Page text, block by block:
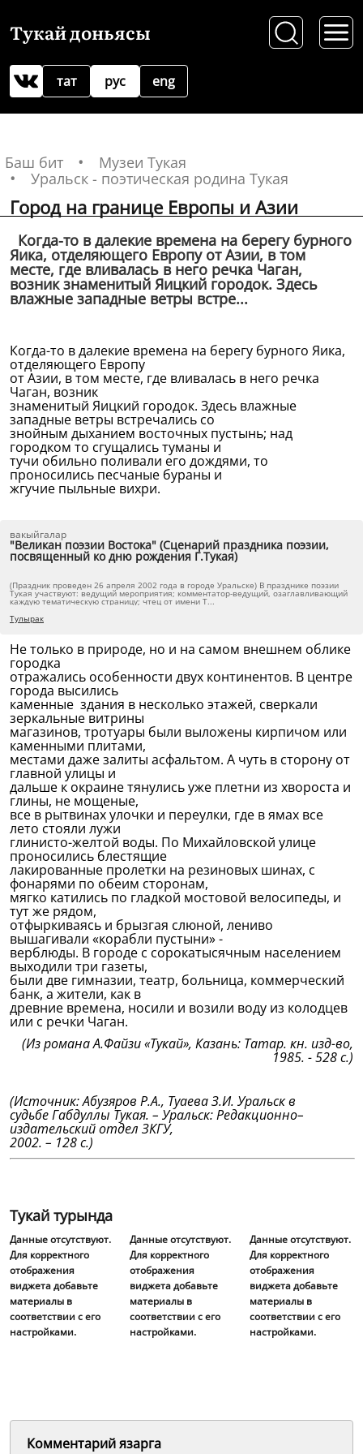
Тукай доньясы
рус
тат eng
Баш бит
Музеи Тукая
Уральск - поэтическая родина Тукая
Город на границе Европы и Азии
Когда-то в далекие времена на берегу бурного
Яика, отделяющего Европу от Азии, в том
месте, где вливалась в него речка Чаган,
возник знаменитый Яицкий городок. Здесь
влажные западные ветры встре...
Когда-то в далекие времена на берегу бурного Яика,
отделяющего Европу
от Азии, в том месте, где вливалась в него речка
Чаган, возник
знаменитый Яицкий городок. Здесь влажные
западные ветры встречались со
знойным дыханием восточных пустынь; над
городком то сгущались туманы и
тучи обильно поливали его дождями, то
проносились песчаные бураны и
жгучие пыльные вихри.
вакыйгалар
"Великан поэзии Востока" (Сценарий праздника поэзии,
посвященный ко дню рождения Г.Тукая)
(Праздник проведен 26 апреля 2002 года в городе Уральске) В празднике поэзии
Тукая участвуют: ведущий мероприятия; комментатор-ведущий, озаглавливающий
каждую тематическую страницу; чтец от имени Т...
Тулырак
Не только в природе, но и на самом внешнем облике
городка
отражались особенности двух континентов. В центре
города высились
каменные здания в несколько этажей, сверкали
зеркальные витрины
магазинов, тротуары были выложены кирпичом или
каменными плитами,
местами даже залиты асфальтом. А чуть в сторону от
главной улицы и
дальше к окраине тянулись уже плетни из хвороста и
глины, не мощеные,
все в рытвинах улочки и переулки, где в ямах все
лето стояли лужи
глинисто-желтой воды. По Михайловской улице
проносились блестящие
лакированные пролетки на резиновых шинах, с
фонарями по обеим сторонам,
мягко катились по гладкой мостовой велосипеды, и
тут же рядом,
отфыркиваясь и брызгая слюной, лениво
вышагивали «корабли пустыни» -
верблюды. В городе с сорокатысячным населением
выходили три газеты,
были две гимназии, театр, больница, коммерческий
банк, а жители, как в
древние времена, носили и возили воду из колодцев
или с речки Чаган.
(Из романа А.Файзи «Тукай», Казань: Татар. кн. изд-во,
1985. - 528 с.)
(Источник: Абузяров Р.А., Туаева З.И. Уральск в
судьбе Габдуллы Тукая. – Уральск: Редакционно–
издательский отдел ЗКГУ,
2002. – 128 с.)
Тукай турында
Данные отсутствуют.
Для корректного
отображения
виджета добавьте
материалы в
соответствии с его
настройками.
Данные отсутствуют.
Для корректного
отображения
виджета добавьте
материалы в
соответствии с его
настройками.
Данные отсутствуют.
Для корректного
отображения
виджета добавьте
материалы в
соответствии с его
настройками.
Комментарий язарга